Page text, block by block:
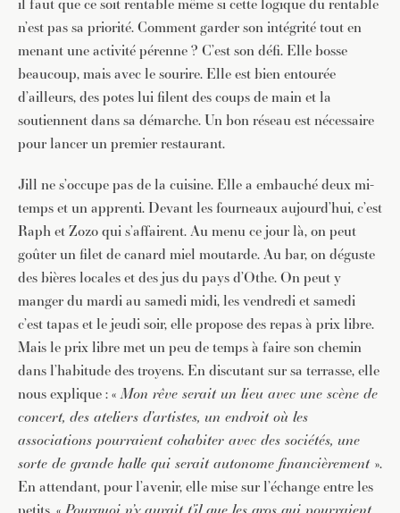
n’est pas sa priorité. Comment garder son intégrité tout en
menant une activité pérenne ? C’est son défi. Elle bosse
beaucoup, mais avec le sourire. Elle est bien entourée
d’ailleurs, des potes lui filent des coups de main et la
soutiennent dans sa démarche. Un bon réseau est nécessaire
pour lancer un premier restaurant.
Jill ne s’occupe pas de la cuisine. Elle a embauché deux mi-
temps et un apprenti. Devant les fourneaux aujourd’hui, c’est
Raph et Zozo qui s’affairent. Au menu ce jour là, on peut
goûter un filet de canard miel moutarde. Au bar, on déguste
des bières locales et des jus du pays d’Othe. On peut y
manger du mardi au samedi midi, les vendredi et samedi
c’est tapas et le jeudi soir, elle propose des repas à prix libre.
Mais le prix libre met un peu de temps à faire son chemin
dans l’habitude des troyens. En discutant sur sa terrasse, elle
nous explique : «Mon rêve serait un lieu avec une scène de
concert, des ateliers d’artistes, un endroit où les
associations pourraient cohabiter avec des sociétés, une
sorte de grande halle qui serait autonome financièrement ».
En attendant, pour l’avenir, elle mise sur l’échange entre les